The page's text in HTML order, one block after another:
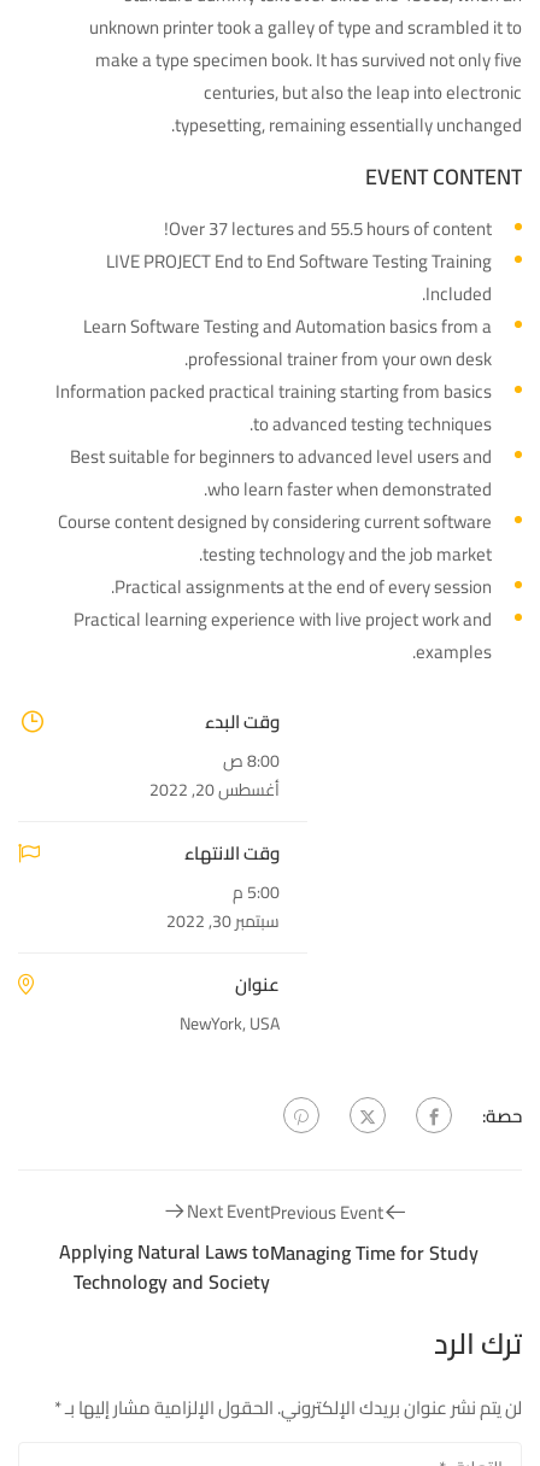
unknown printer took a galley of type and scrambled it to
make a type specimen book. It has survived not only five
centuries, but also the leap into electronic
typesetting, remaining essentially unchanged.
EVENT CONTENT
Over 37 lectures and 55.5 hours of content!
LIVE PROJECT End to End Software Testing Training
Included.
Learn Software Testing and Automation basics from a
professional trainer from your own desk.
Information packed practical training starting from basics
to advanced testing techniques.
Best suitable for beginners to advanced level users and
who learn faster when demonstrated.
Course content designed by considering current software
testing technology and the job market.
Practical assignments at the end of every session.
Practical learning experience with live project work and
examples.
وقت البدء
8:00 ص
أغسطس 20, 2022
وقت الانتهاء
5:00 م
سبتمبر 30, 2022
عنوان
NewYork, USA
حصة:
Previous Event
Managing Time for Study
Next Event
Applying Natural Laws to
Technology and Society
ترك الرد
لن يتم نشر عنوان بريدك الإلكتروني.الحقول الإلزامية مشار إليها بـ*